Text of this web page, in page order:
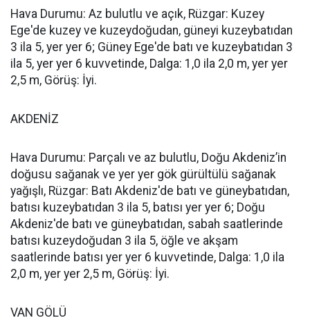
Hava Durumu: Az bulutlu ve açık, Rüzgar: Kuzey
Ege'de kuzey ve kuzeydoğudan, güneyi kuzeybatıdan
3 ila 5, yer yer 6; Güney Ege'de batı ve kuzeybatıdan 3
ila 5, yer yer 6 kuvvetinde, Dalga: 1,0 ila 2,0 m, yer yer
2,5 m, Görüş: İyi.
AKDENİZ
Hava Durumu: Parçalı ve az bulutlu, Doğu Akdeniz’in
doğusu sağanak ve yer yer gök gürültülü sağanak
yağışlı, Rüzgar: Batı Akdeniz'de batı ve güneybatıdan,
batısı kuzeybatıdan 3 ila 5, batısı yer yer 6; Doğu
Akdeniz'de batı ve güneybatıdan, sabah saatlerinde
batısı kuzeydoğudan 3 ila 5, öğle ve akşam
saatlerinde batısı yer yer 6 kuvvetinde, Dalga: 1,0 ila
2,0 m, yer yer 2,5 m, Görüş: İyi.
VAN GÖLÜ